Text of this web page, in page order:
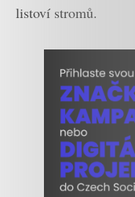
listoví stromů.